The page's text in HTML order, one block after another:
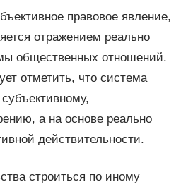
правовое явление,
отражением реально
общественных отношений.
отметить, что система
а на основе реально
действительности.
строиться по иному